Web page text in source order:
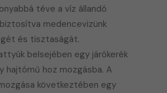
téve a víz állandó
medencevizünk
és tisztaságát.
belsejében egy járókerék
hajtómű hoz mozgásba. A
következtében egy